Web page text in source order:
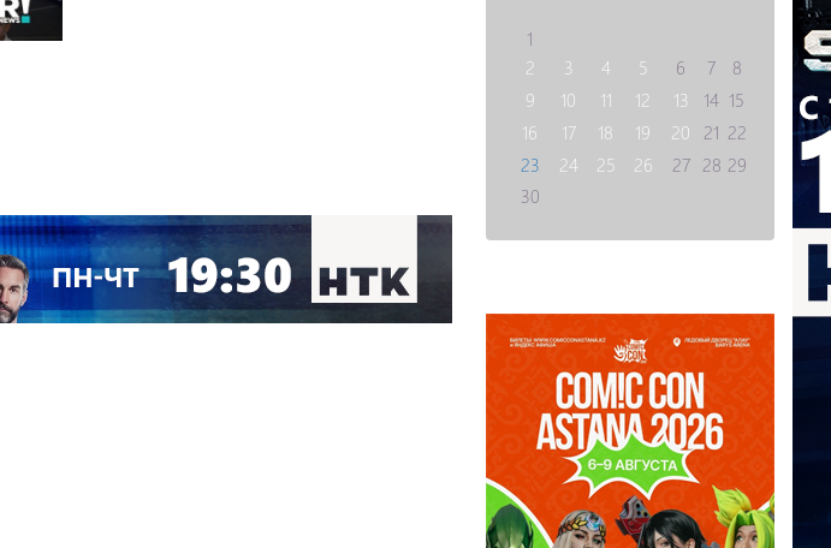
1
2
3 4 5 6 7
8
9
10 11 12 13 14 15
16
17 18 19 20 21 22
23
24 25 26 27 28 29
30